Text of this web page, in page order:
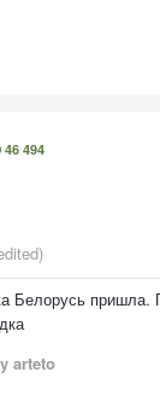
46 494
Белорусь пришла.
arteto